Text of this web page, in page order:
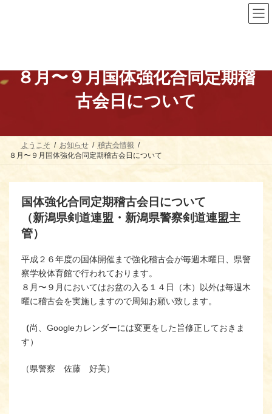
ス
キ
ン
に
８月〜９月国体強化合同定期稽
古会日について
ようこそ お知らせ
稽古会情報
８月〜９月国体強化合同定期稽古会日について
国体強化合同定期稽古会日について
（新潟県剣道連盟・新潟県警察剣道連盟主
管）
平成２６年度の国体開催まで強化稽古会が毎週木曜日、県警
察学校体育館で行われております。
８月〜９月においてはお盆の入る１４日（木）以外は毎週木
曜に稽古会を実施しますので周知お願い致します。
（尚、Googleカレンダーには変更をした旨修正しておきま
す）
（県警察 佐藤 好美）